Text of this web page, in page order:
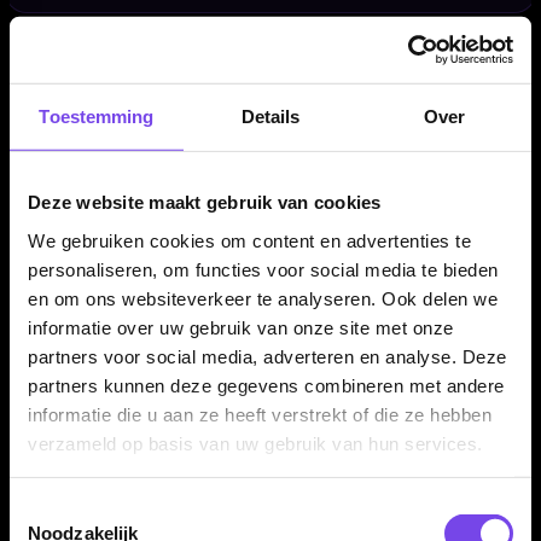
Toestemming Details Over
Deze website maakt gebruik van cookies
We gebruiken cookies om content en advertenties te
personaliseren, om functies voor social media te bieden
en om ons websiteverkeer te analyseren. Ook delen we
informatie over uw gebruik van onze site met onze
partners voor social media, adverteren en analyse. Deze
partners kunnen deze gegevens combineren met andere
informatie die u aan ze heeft verstrekt of die ze hebben
verzameld op basis van uw gebruik van hun services.
Noodzakelijk
De standaard is bedoeld om gemonteerde darts te
goed in de display passen.
Eenvoudig schoon te maken
Door het acryl materiaal is de Mission Station 12 eenvoudig
schoon te maken. Daardoor blijft de display netjes ogen, ook
wanneer hij langdurig in een dartkamer of winkelpresentatie
Darts niet inbegrepen